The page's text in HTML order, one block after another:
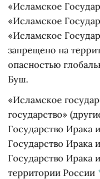
«Исламское
«Исламское
«Исламское
запрещено на
опасностью
Буш.
«Исламское
государство»
Государство Ирака
Государство Ирака
Государство Ирака
территории России